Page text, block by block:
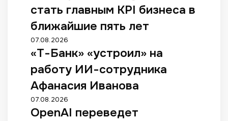
стать главным KPI бизнеса в
ближайшие пять лет
07.08.2026
«Т-Банк» «устроил» на
работу ИИ-сотрудника
Афанасия Иванова
07.08.2026
OpenAI переведет